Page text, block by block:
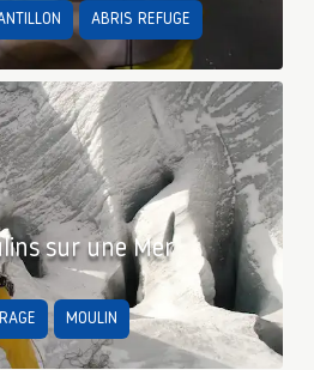
ABRIS REFUGE
sur une Mer
MOULIN